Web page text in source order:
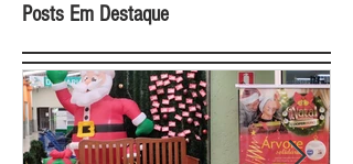
Posts Em Destaque